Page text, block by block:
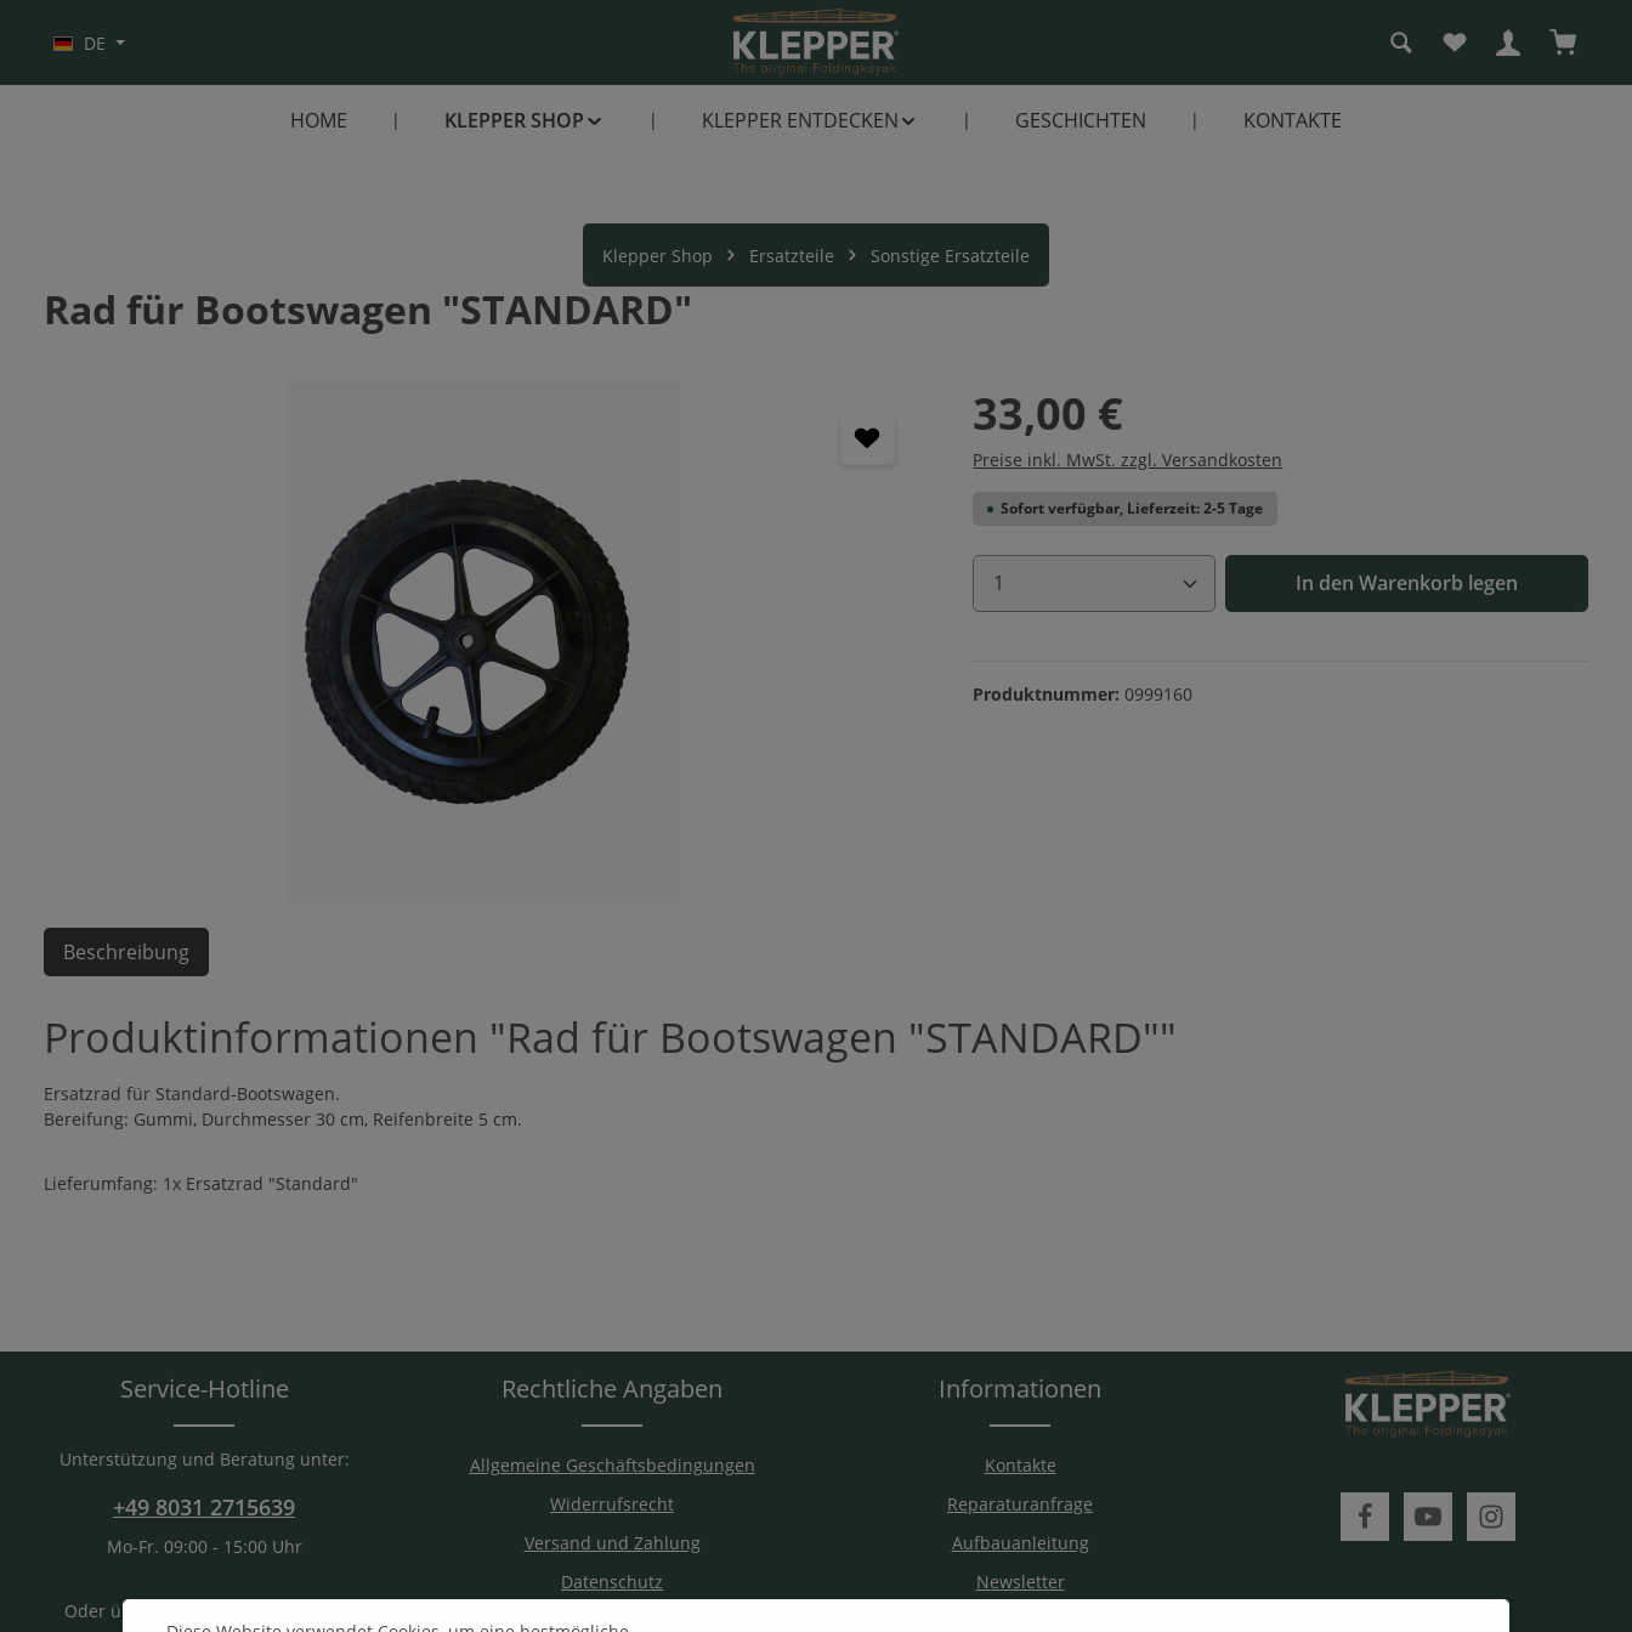
DE Du hast 0 Produkte
HOME KLEPPER SHOP KLEPPER ENTDECKEN GESCHICHTEN KONTAKTE
Klepper Shop Ersatzteile Sonstige Ersatzteile
Rad für Bootswagen "STANDARD"
33,00 €
Preise inkl. MwSt. zzgl. Versandkosten
Sofort verfügbar, Lieferzeit: 2-5 Tage
Produkt Anzahl: Gib den gewünschten Wert
In den Warenkorb legen
Produktnummer:0999160
Beschreibung
Produktinformationen "Rad für Bootswagen "STANDARD""
Ersatzrad für Standard-Bootswagen.
Bereifung: Gummi, Durchmesser 30 cm, Reifenbreite 5 cm.
Lieferumfang: 1x Ersatzrad "Standard"
Service-Hotline
Unterstützung und Beratung unter:
+49 8031 2715639
Mo-Fr. 09:00 - 15:00 Uhr
Oder über unser
Rechtliche Angaben
Allgemeine Geschäftsbedingungen
Widerrufsrecht
Versand und Zahlung
Datenschutz
Impressum
Informationen
Kontakte
Reparaturanfrage
Aufbauanleitung
Newsletter